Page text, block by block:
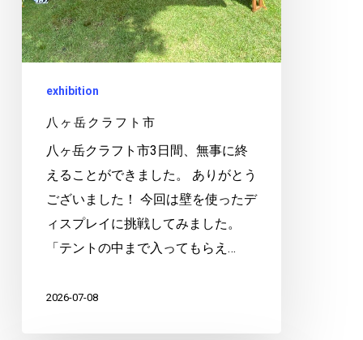
exhibition
八ヶ岳クラフト市
八ヶ岳クラフト市3日間、無事に終
えることができました。 ありがとう
ございました！ 今回は壁を使ったデ
ィスプレイに挑戦してみました。
「テントの中まで入ってもらえ…
2026-07-08